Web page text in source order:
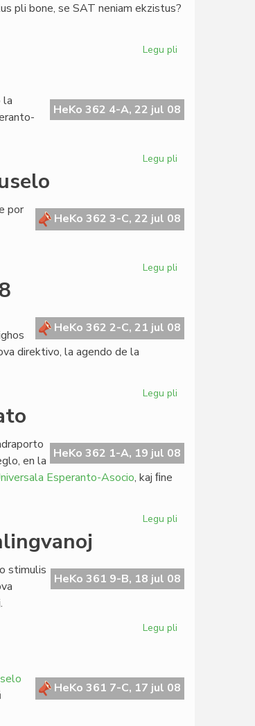
pli bone, se SAT neniam ekzistus?
Legu pli
katastrofo
HeKo 362 4-A, 22 jul 08
la
Legu pli
Roterdamo
HeKo 362 3-C, 22 jul 08
por
Legu pli
en
Bruselo
HeKo 362 2-C, 21 jul 08
direktivo, la agendo de la
Legu pli
la
Foruma
HeKo 362 1-A, 19 jul 08
en la
Esperanto-Asocio, kaj ﬁne
Legu pli
la
UEA-
HeKo 361 9-B, 18 jul 08
stimulis
Legu pli
por
hispanlingvanoj
HeKo 361 7-C, 17 jul 08